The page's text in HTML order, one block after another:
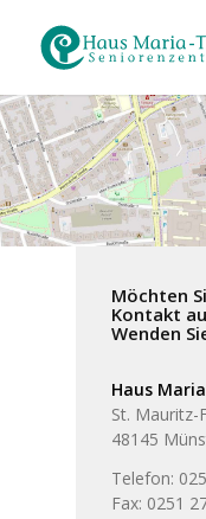
Möchten
Kontakt
Wenden
Haus
St. Mauritz-
48145
Telefon:
Fax: 0251